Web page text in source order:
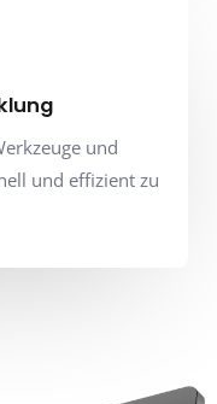
und
und effizient zu